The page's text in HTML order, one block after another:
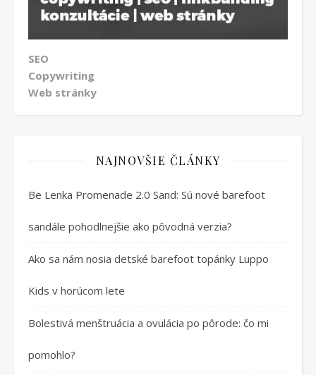
SEO
Copywriting
Web stránky
NAJNOVŠIE ČLÁNKY
Be Lenka Promenade 2.0 Sand: Sú nové barefoot
sandále pohodlnejšie ako pôvodná verzia?
Ako sa nám nosia detské barefoot topánky Luppo
Kids v horúcom lete
Bolestivá menštruácia a ovulácia po pôrode: čo mi
pomohlo?